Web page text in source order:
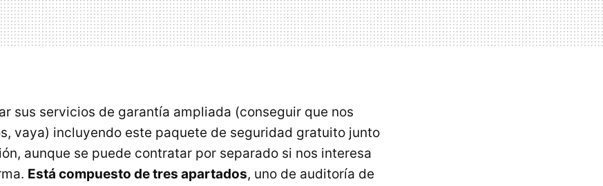
sus servicios de garantía ampliada (conseguir que nos
vaya) incluyendo este paquete de seguridad gratuito junto
aunque se puede contratar por separado si nos interesa
Está compuesto de tres apartados, uno de auditoría de